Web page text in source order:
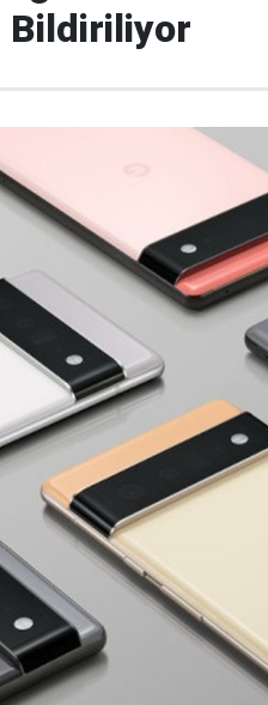
Bildiriliyor